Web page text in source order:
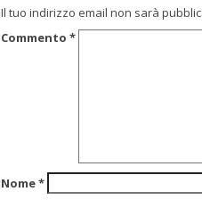
Il tuo indirizzo email non sarà
Commento *
Nome*